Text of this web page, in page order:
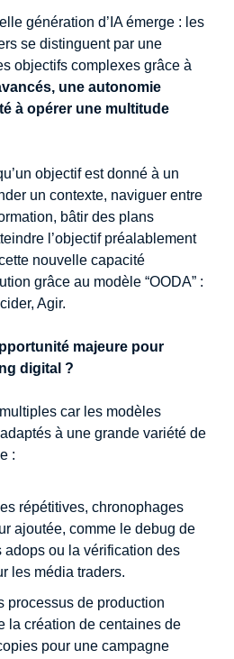
génération d’IA émerge : les
se distinguent par une
objectifs complexes grâce à
une autonomie
à opérer une multitude
objectif est donné à un
un contexte, naviguer entre
bâtir des plans
l’objectif préalablement
nouvelle capacité
grâce au modèle “OODA” :
Agir.
majeure pour
digital ?
car les modèles
à une grande variété de
:
répétitives, chronophages
ajoutée, comme le debug de
adops ou la vérification des
les média traders.
processus de production
la création de centaines de
pour une campagne